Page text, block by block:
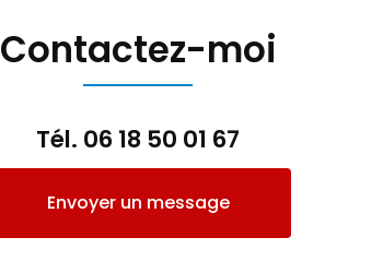
Contactez-moi
Tél. 06 18 50 01 67
Envoyer un message